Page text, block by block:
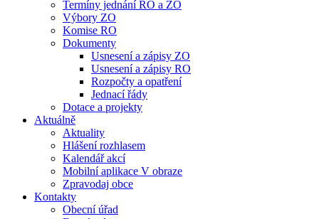
Termíny jednání RO a ZO
Výbory ZO
Komise RO
Dokumenty
Usnesení a zápisy ZO
Usnesení a zápisy RO
Rozpočty a opatření
Jednací řády
Dotace a projekty
Aktuálně
Aktuality
Hlášení rozhlasem
Kalendář akcí
Mobilní aplikace V obraze
Zpravodaj obce
Kontakty
Obecní úřad